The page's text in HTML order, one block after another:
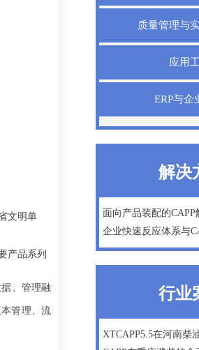
文明单
产品系列
、管理融
管理、流
Extech MDM主数据
Extech MRO数字化
质量管理与
Extech LIMS实验室
Extech QMS产品质
应用
Extech TeamDesigner
XT InfoShield电子信
ERP与企
IPD管理咨询
微软Dynamics AX
数字化工厂建设咨询
企业战略及管理咨询
解决
面向产品装配的CAPP
企业快速反应体系与
行业
XTCAPP5.5在河南柴